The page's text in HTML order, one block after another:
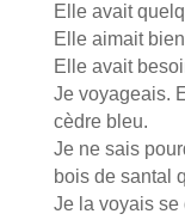
Elle avait
Elle aimait
Elle avait
Je voyageais.
cèdre bleu.
Je ne sais
bois de santal
Je la voyais se